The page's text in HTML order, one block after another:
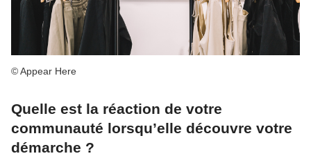
© Appear Here
Quelle est la réaction de votre
communauté lorsqu’elle découvre votre
démarche ?